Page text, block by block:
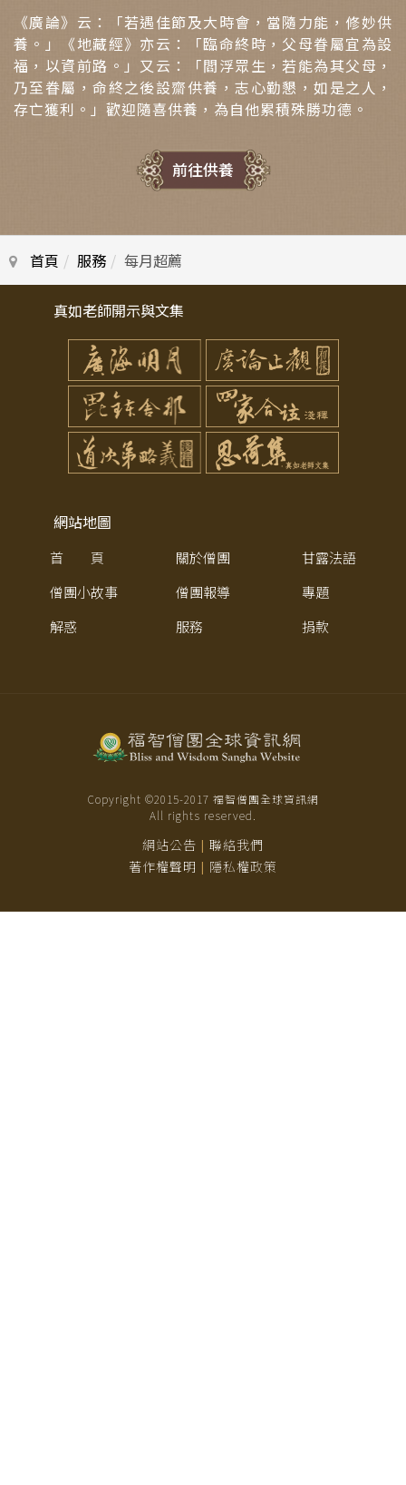
《廣論》云：「若遇佳節及大時會，當隨力能，修妙供
養。」《地藏經》亦云：「臨命終時，父母眷屬宜為設
福，以資前路。」又云：「閻浮眾生，若能為其父母，
乃至眷屬，命終之後設齋供養，志心勤懇，如是之人，
存亡獲利。」歡迎隨喜供養，為自他累積殊勝功德。
前往供養
首頁 服務 每月超薦
真如老師開示與文集
網站地圖
首 頁 關於僧團
甘露法語
僧團小故事
僧團報導
專題
解惑
服務 捐款
Copyright ©2015-2017 福智僧團全球資訊網
All rights reserved.
網站公告 | 聯絡我們
著作權聲明 | 隱私權政策